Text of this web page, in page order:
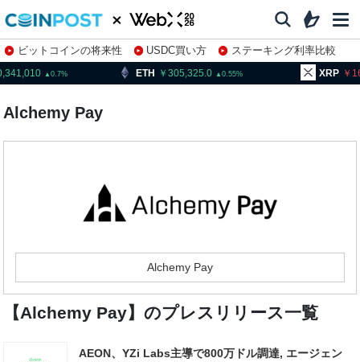
ビットコインの将来性 USDC買い方
ステーキング利率比較
株特集・関連銘柄
0.7 ETH 305,325.0 0.55 XRP
Alchemy Pay
Alchemy Pay
【Alchemy Pay】のプレスリリース一覧
AEON、YZi Labs主導で800万ドル調達, エージェン